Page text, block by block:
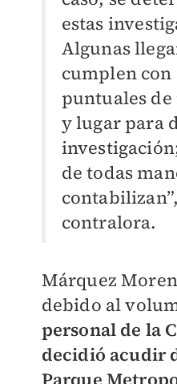
estas
Algunas
cumplen
puntuales
y lugar para
de todas
contralora.
Márquez
debido al
personal de la
decidió acudir
Parque